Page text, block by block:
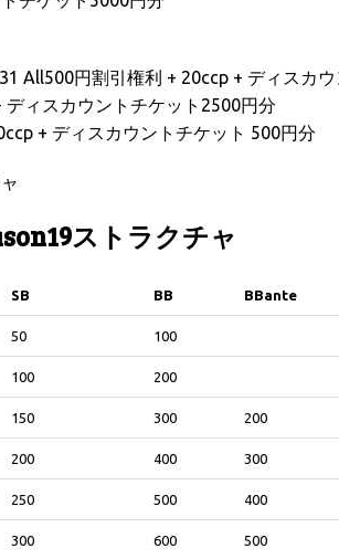
All500円割引権利 + 20ccp + ディスカ
ィスカウントチケット2500円分
+ ディスカウントチケット 500円分
ストラクチャ
SB BB BBante
50 100
100 200
150 300 200
200 400 300
250 500 400
300 600 500